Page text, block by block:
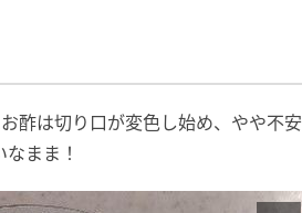
酢は切り口が変色し始め、やや不安
まま！